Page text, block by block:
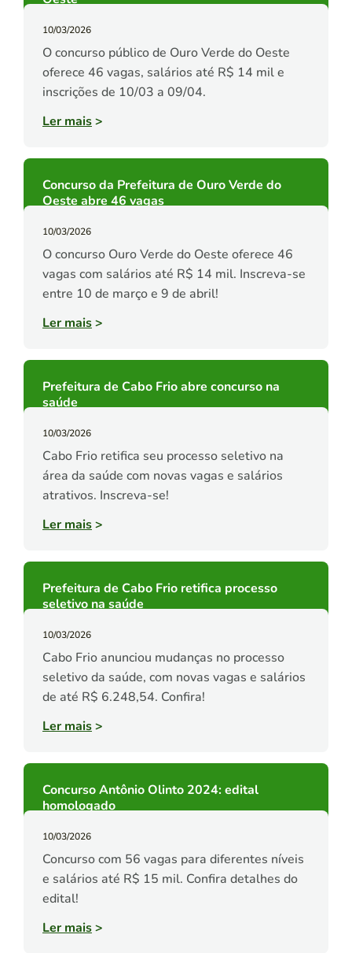
10/03/2026
O concurso público de Ouro Verde do Oeste
oferece 46 vagas, salários até R$ 14 mil e
inscrições de 10/03 a 09/04.
Ler mais>
Concurso da Prefeitura de Ouro Verde do
Oeste abre 46 vagas
10/03/2026
O concurso Ouro Verde do Oeste oferece 46
vagas com salários até R$ 14 mil. Inscreva-se
entre 10 de março e 9 de abril!
Ler mais>
Prefeitura de Cabo Frio abre concurso na
saúde
10/03/2026
Cabo Frio retifica seu processo seletivo na
área da saúde com novas vagas e salários
atrativos. Inscreva-se!
Ler mais>
Prefeitura de Cabo Frio retifica processo
seletivo na saúde
10/03/2026
Cabo Frio anunciou mudanças no processo
seletivo da saúde, com novas vagas e salários
de até R$ 6.248,54. Confira!
Ler mais>
Concurso Antônio Olinto 2024: edital
homologado
10/03/2026
Concurso com 56 vagas para diferentes níveis
e salários até R$ 15 mil. Confira detalhes do
edital!
Ler mais>